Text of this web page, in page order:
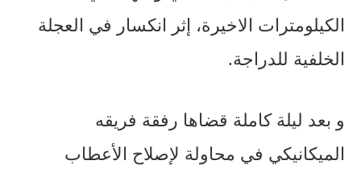
الكيلومترات الاخيرة، إثر انكسار في العجلة
الخلفية للدراجة.
و بعد ليلة كاملة قضاها رفقة فريقه
الميكانيكي في محاولة لإصلاح الأعطاب